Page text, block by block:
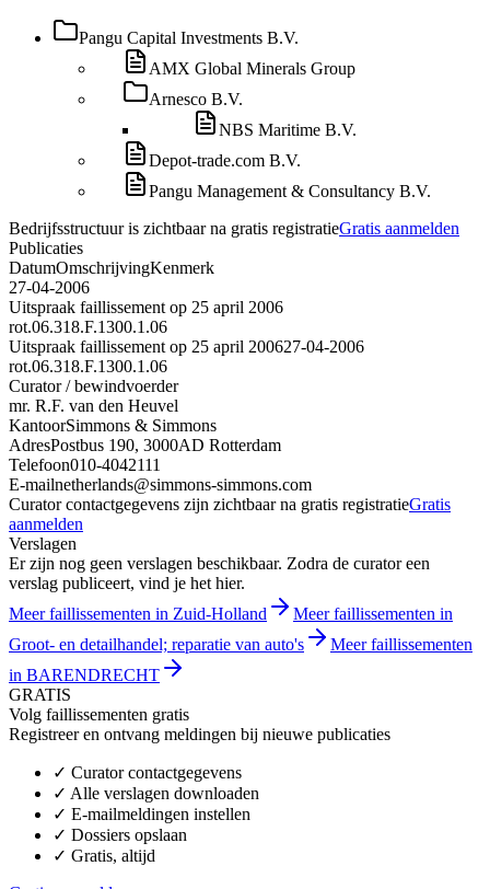
Pangu Capital Investments B.V.
AMX Global Minerals Group
Arnesco B.V.
NBS Maritime B.V.
Depot-trade.com B.V.
Pangu Management & Consultancy B.V.
Bedrijfsstructuur is zichtbaar na gratis registratieGratis aanmelden
Publicaties
DatumOmschrijvingKenmerk
27-04-2006
Uitspraak faillissement op 25 april 2006
rot.06.318.F.1300.1.06
Uitspraak faillissement op 25 april 200627-04-2006
rot.06.318.F.1300.1.06
Curator / bewindvoerder
mr. R.F. van den Heuvel
KantoorSimmons & Simmons
AdresPostbus 190, 3000AD Rotterdam
Telefoon010-4042111
E-mailnetherlands@simmons-simmons.com
Curator contactgegevens zijn zichtbaar na gratis registratieGratis
aanmelden
Verslagen
Er zijn nog geen verslagen beschikbaar. Zodra de curator een
verslag publiceert, vind je het hier.
Meer faillissementen in Zuid-Holland
Meer faillissementen in
Groot- en detailhandel; reparatie van auto's
Meer faillissementen
in BARENDRECHT
GRATIS
Volg faillissementen gratis
Registreer en ontvang meldingen bij nieuwe publicaties
✓ Curator contactgegevens
✓ Alle verslagen downloaden
✓ E-mailmeldingen instellen
✓ Dossiers opslaan
✓ Gratis, altijd